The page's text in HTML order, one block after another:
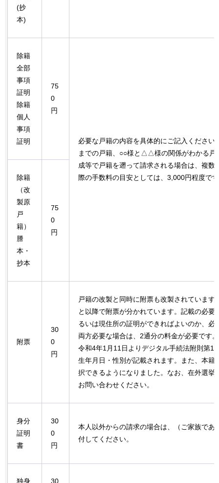
(抄
本)
除籍
全部
事項
証明
除籍
個人
事項
証明
75
0
円
必要な戸籍の内容を具体的にご記入ください
までの戸籍、○○様と△△様の関係がわかる
成等で戸籍を遡って請求される場合は、複数
際の手数料の目安としては、3,000円程度で
除籍
（改
製原
戸
籍）
謄
本・
抄本
75
0
円
附票
30
0
円
戸籍の改製と同時に附票も改製されていま
と以降で附票が分かれています。記載の必要
るいは現住所の証明ができればよいのか、必
両方必要な場合は、2通分の料金が必要です
令和4年1月11日よりデジタル手続法附則第1
生年月日・性別が記載されます。また、本籍
択できるようになりました。なお、在外選挙
お問い合わせください。
身分
証明
書
30
0
円
本人以外からの請求の場合は、（ご家族であ
付してください。
独身 30